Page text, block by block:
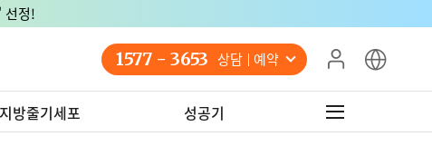
선정!
1577 - 3653 상담 예약
지방줄기세포 성공기